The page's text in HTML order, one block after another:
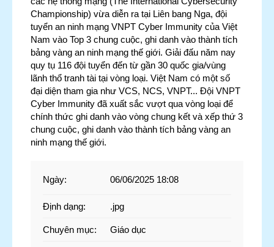
Championship) vừa diễn ra tại Liên bang Nga, đội
tuyển an ninh mạng VNPT Cyber Immunity của Việt
Nam vào Top 3 chung cuộc, ghi danh vào thành tích
bảng vàng an ninh mạng thế giới. Giải đấu năm nay
quy tụ 116 đội tuyển đến từ gần 30 quốc gia/vùng
lãnh thổ tranh tài tại vòng loại. Việt Nam có một số
đại diện tham gia như VCS, NCS, VNPT... Đội VNPT
Cyber Immunity đã xuất sắc vượt qua vòng loại để
chính thức ghi danh vào vòng chung kết và xếp thứ 3
chung cuộc, ghi danh vào thành tích bảng vàng an
ninh mạng thế giới.
Ngày: 06/06/2025 18:08
Định dạng: .jpg
Chuyên mục: Giáo dục